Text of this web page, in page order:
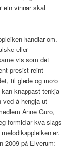
ein vinnar skal
handlar om.
eller
vis som det
presist reint
til glede og moro
knappast tenkja
ved å hengja ut
Anne Guro,
formidlar kva slags
er.
2009 på Elverum: